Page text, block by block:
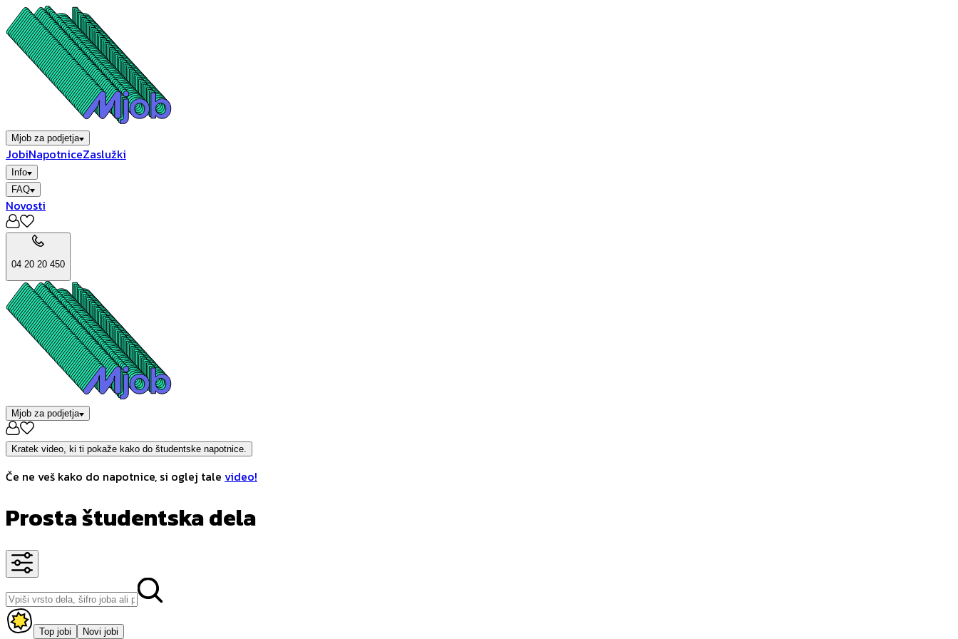
Mjob za podjetja
JobiNapotniceZaslužki
Info
FAQ
Novosti
04 20 20 450
Mjob za podjetja
Kratek video, ki ti pokaže kako do študentske napotnice.
Če ne veš kako do napotnice, si oglej tale video!
Prosta študentska dela
Top jobi Novi jobi